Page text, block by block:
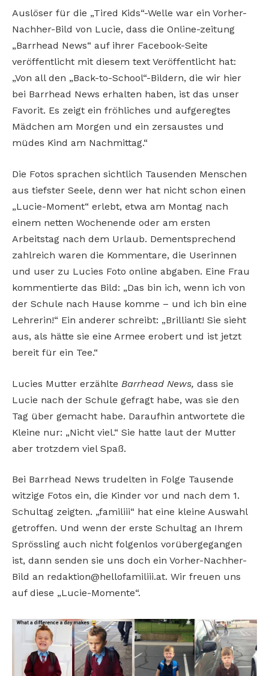
Auslöser für die „Tired Kids“-Welle war ein Vorher-
Nachher-Bild von Lucie, dass die Online-zeitung
„Barrhead News“ auf ihrer Facebook-Seite
veröffentlicht mit diesem text Veröffentlicht hat:
„Von all den „Back-to-School“-Bildern, die wir hier
bei Barrhead News erhalten haben, ist das unser
Favorit. Es zeigt ein fröhliches und aufgeregtes
Mädchen am Morgen und ein zersaustes und
müdes Kind am Nachmittag.“
Die Fotos sprachen sichtlich Tausenden Menschen
aus tiefster Seele, denn wer hat nicht schon einen
„Lucie-Moment“ erlebt, etwa am Montag nach
einem netten Wochenende oder am ersten
Arbeitstag nach dem Urlaub. Dementsprechend
zahlreich waren die Kommentare, die Userinnen
und user zu Lucies Foto online abgaben. Eine Frau
kommentierte das Bild: „Das bin ich, wenn ich von
der Schule nach Hause komme – und ich bin eine
Lehrerin!“ Ein anderer schreibt: „Brilliant! Sie sieht
aus, als hätte sie eine Armee erobert und ist jetzt
bereit für ein Tee.“
Lucies Mutter erzählte Barrhead News, dass sie
Lucie nach der Schule gefragt habe, was sie den
Tag über gemacht habe. Daraufhin antwortete die
Kleine nur: „Nicht viel.“ Sie hatte laut der Mutter
aber trotzdem viel Spaß.
Bei Barrhead News trudelten in Folge Tausende
witzige Fotos ein, die Kinder vor und nach dem 1.
Schultag zeigten. „familiii“ hat eine kleine Auswahl
getroffen. Und wenn der erste Schultag an Ihrem
Sprössling auch nicht folgenlos vorübergegangen
ist, dann senden sie uns doch ein Vorher-Nachher-
Bild an redaktion@hellofamiliii.at. Wir freuen uns
auf diese „Lucie-Momente“.